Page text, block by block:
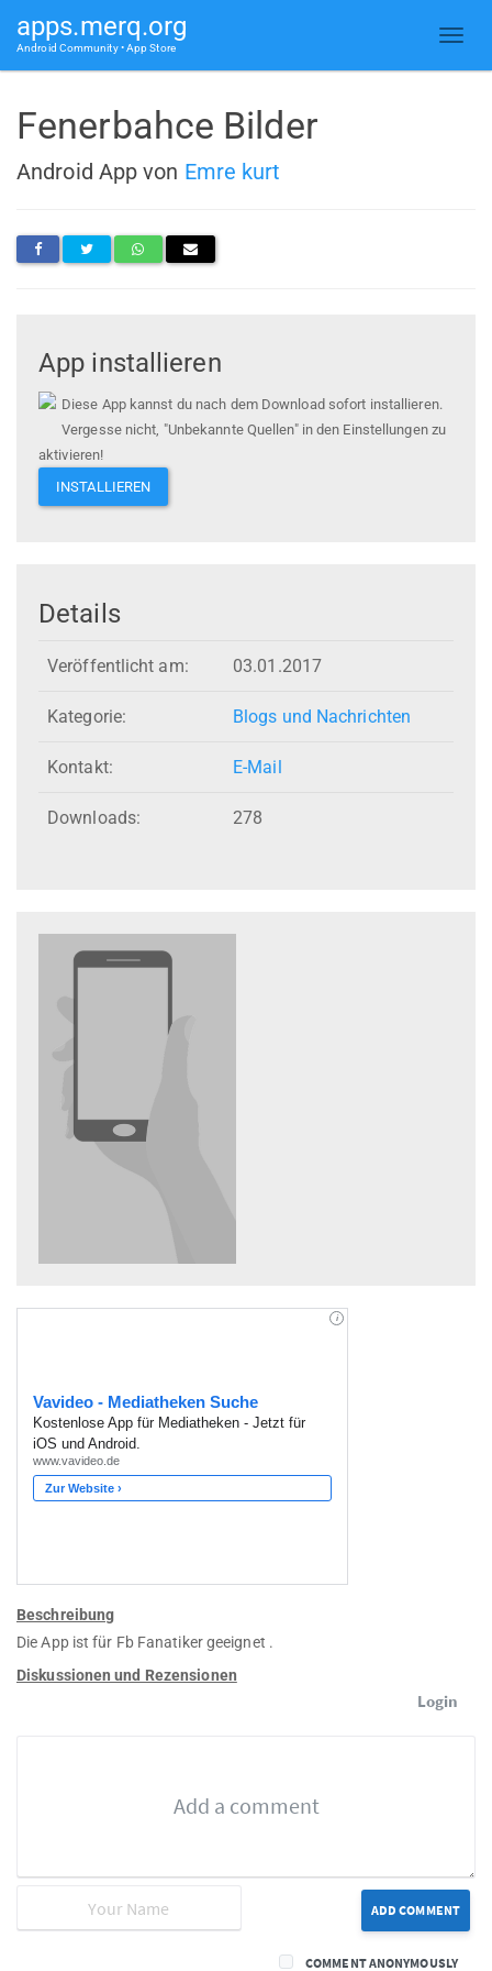
apps.merq.org
Android Community • App Store
Fenerbahce Bilder
Android App von Emre kurt
App installieren
Diese App kannst du nach dem Download sofort installieren.
Vergesse nicht, "Unbekannte Quellen" in den Einstellungen zu
aktivieren!
INSTALLIEREN
Details
Veröffentlicht am: 03.01.2017
Kategorie: Blogs und Nachrichten
Kontakt: E-Mail
Downloads: 278
Beschreibung
Die App ist für Fb Fanatiker geeignet .
Diskussionen und Rezensionen
Login
ADD COMMENT
COMMENT ANONYMOUSLY